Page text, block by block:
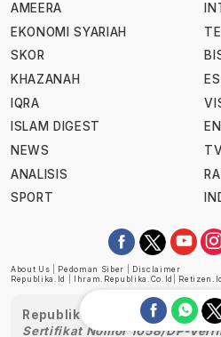
AMEERA
EKONOMI SYARIAH
SKOR
KHAZANAH
IQRA
ISLAM DIGEST
NEWS
ANALISIS
SPORT
About Us Pedoman Siber
Disclaimer
Republika.id
Ihram.republika.co.id Retizen.id
Republika telah diverifikasi
Sertifikat Nomor 1058/DP-